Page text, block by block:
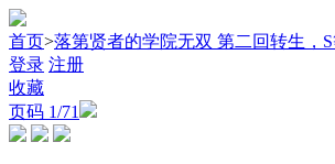
首页>落第贤者的学院无双 第二回转生，
登录 注册
收藏
页码 1/71